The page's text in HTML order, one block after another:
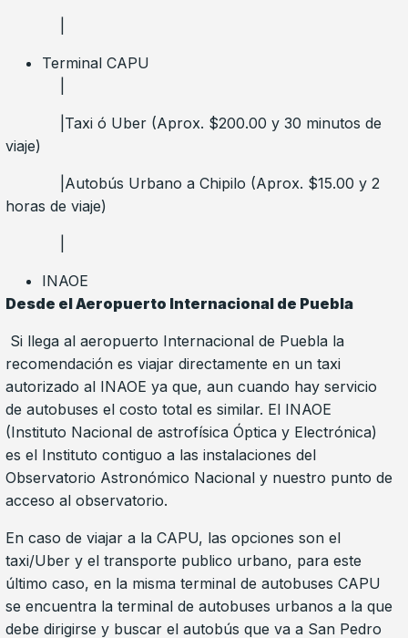
Terminal CAPU
|Taxi ó Uber (Aprox. $200.00 y 30 minutos de
viaje)
|Autobús Urbano a Chipilo (Aprox. $15.00 y 2
horas de viaje)
INAOE
Desde el Aeropuerto Internacional de Puebla
Si llega al aeropuerto Internacional de Puebla la
recomendación es viajar directamente en un taxi
autorizado al INAOE ya que, aun cuando hay servicio
de autobuses el costo total es similar. El INAOE
(Instituto Nacional de astrofísica Óptica y Electrónica)
es el Instituto contiguo a las instalaciones del
Observatorio Astronómico Nacional y nuestro punto de
acceso al observatorio.
En caso de viajar a la CAPU, las opciones son el
taxi/Uber y el transporte publico urbano, para este
último caso, en la misma terminal de autobuses CAPU
se encuentra la terminal de autobuses urbanos a la que
debe dirigirse y buscar el autobús que va a San Pedro